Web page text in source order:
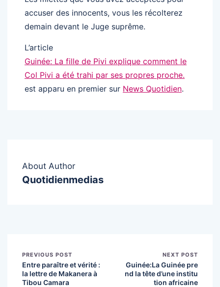
accuser des innocents, vous les récolterez
demain devant le Juge suprême.
L’article
Guinée: La fille de Pivi explique comment le
Col Pivi a été trahi par ses propres proche.
est apparu en premier sur News Quotidien.
About Author
Quotidienmedias
PREVIOUS POST
Entre paraître et vérité :
la lettre de Makanera à
Tibou Camara
NEXT POST
Guinée:La Guinée pre
nd la tête d’une institu
tion africaine